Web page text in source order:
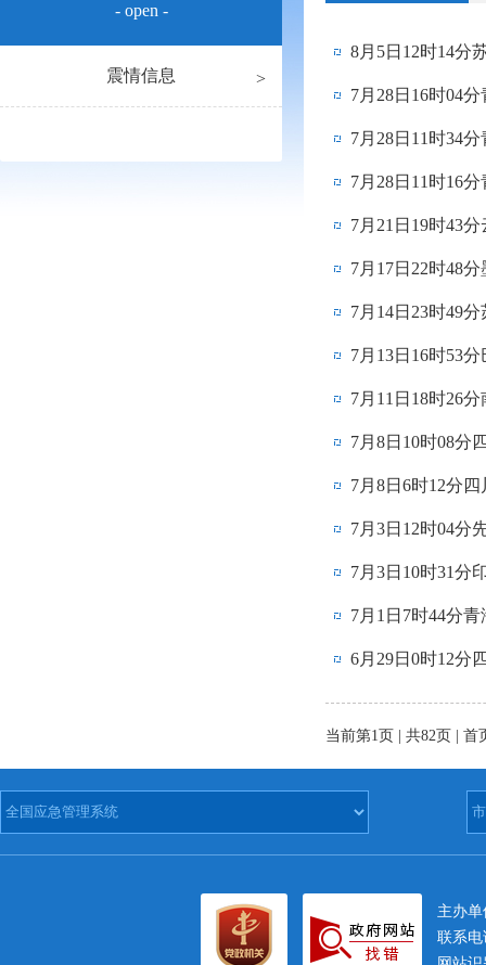
- open -
震情信息
8月5日12时14分
7月28日16时04
7月28日11时34
7月28日11时16
7月21日19时43
7月17日22时48
7月14日23时49
7月13日16时53
7月11日18时26
7月8日10时08分
7月8日6时12分
7月3日12时04分
7月3日10时31分
7月1日7时44分
6月29日0时12分
当前第1页 | 共82页 |
主办
联系电